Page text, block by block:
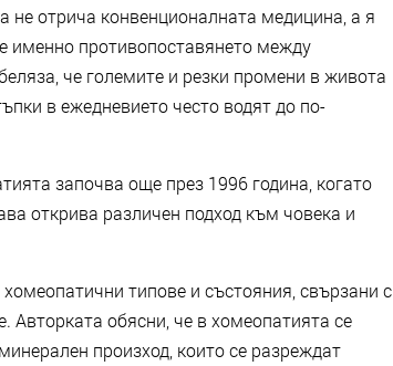
не отрича конвенционалната медицина, а я
именно противопоставянето между
че големите и резки промени в живота
в ежедневието често водят до по-
започва още през 1996 година, когато
открива различен подход към човека и
типове и състояния, свързани с
обясни, че в хомеопатията се
произход, които се разреждат